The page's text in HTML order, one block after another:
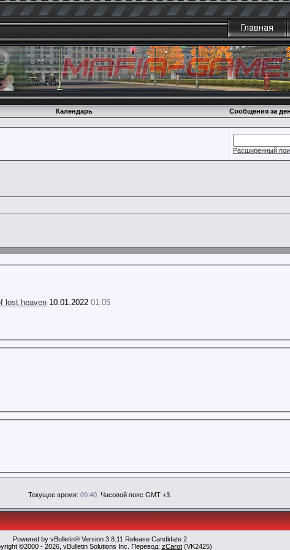
Главная
Календарь Сообщения за
Расширенный
lost heaven 10.01.2022 01:05
Текущее время: 09:40 . Часовой пояс GMT +3.
Powered by vBulletin® Version 3.8.11 Release Candidate 2
©2000 - 2026, vBulletin Solutions Inc. Перевод: zCarot(VK2425)